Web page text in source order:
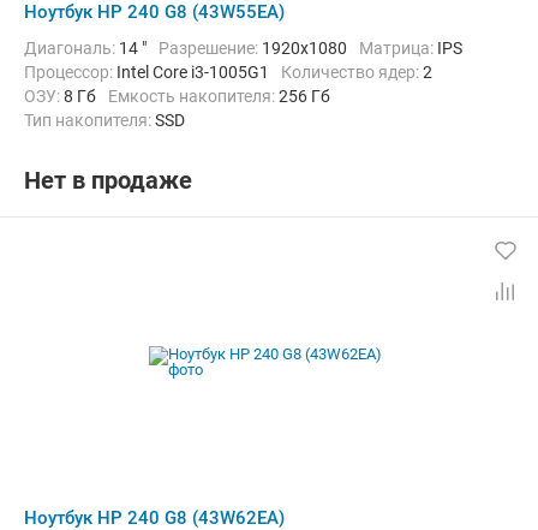
Ноутбук HP 240 G8 (43W55EA)
Диагональ: 14 " Разрешение: 1920x1080 Матрица: IPS
Процессор: Intel Core i3-1005G1 Количество ядер:2
ОЗУ:8 Гб Емкость накопителя:256 Гб
Тип накопителя:SSD
Операционная система:
Вес:1.52 кг
Нет в продаже
Ноутбук HP 240 G8 (43W62EA)